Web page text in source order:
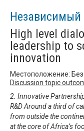
Независимый
High level
leadership to
innovation
Местоположение:
Discussion topic
2. Innovative
R&D Around a third of
from outside the
at the core of Africa’s